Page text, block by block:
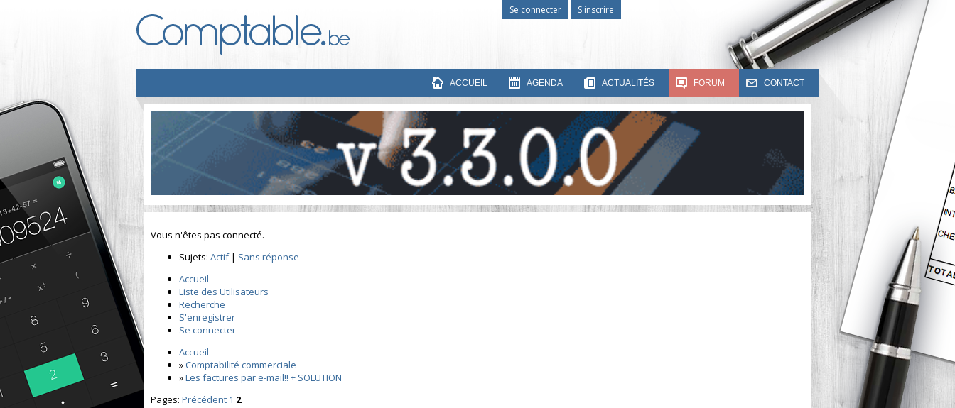
ACCUEIL AGENDA ACTUALITÉS FORUM CONTACT
Se connecter S'inscrire
Vous n'êtes pas connecté.
Sujets: Actif| Sans réponse
Accueil
Liste des Utilisateurs
Recherche
S'enregistrer
Se connecter
Accueil
»Comptabilité commerciale
»Les factures par e-mail!! + SOLUTION
Pages: Précédent 1 2